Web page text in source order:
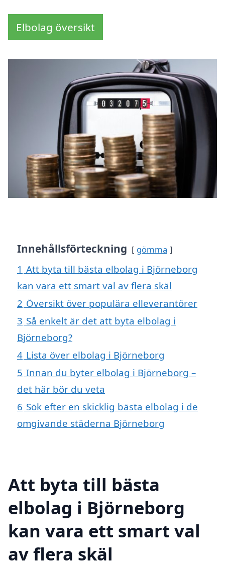
Elbolag översikt
Innehållsförteckning gömma
1 Att byta till bästa elbolag i Björneborg
kan vara ett smart val av flera skäl
2 Översikt över populära elleverantörer
3 Så enkelt är det att byta elbolag i
Björneborg?
4 Lista över elbolag i Björneborg
5 Innan du byter elbolag i Björneborg –
det här bör du veta
6 Sök efter en skicklig bästa elbolag i de
omgivande städerna Björneborg
Att byta till bästa
elbolag i Björneborg
kan vara ett smart val
av flera skäl